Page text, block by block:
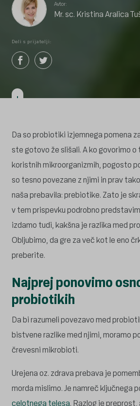
Avtor:
Mr. sc. Kristina Aralica
Deli s prijatelji:
Da so probiotiki izjemnega pomena
ste gotovo že slišali. A ko govorimo o
koristnih mikroorganizmih, pogosto
so tesno povezane z njimi in prav
naša prebavila: prebiotike. Zato je
v tem prispevku podrobno
izdamo tudi, kakšna je razlika med
Obljubimo, da gre za več kot le eno
preberite.
Najprej ponovimo
probiotikih
Da bi razumeli povezavo med
bistvene razlike med njimi, moramo
črevesni mikrobioti.
Urejena oz. zdrava prebava je
morda mislimo. Je namreč ključnega
celotnega telesa. Razlog je